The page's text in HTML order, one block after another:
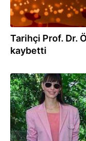
Tarihçi Prof. Dr.
kaybetti
27.05.2022